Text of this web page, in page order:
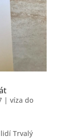
| víza do
Trvalý